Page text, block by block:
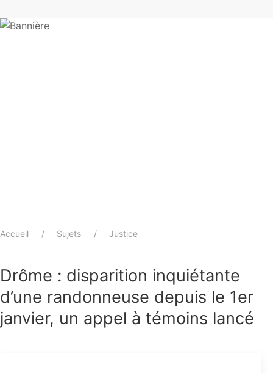
Accueil Sujets Justice
Drôme : disparition inquiétante
d’une randonneuse depuis le 1er
janvier, un appel à témoins lancé